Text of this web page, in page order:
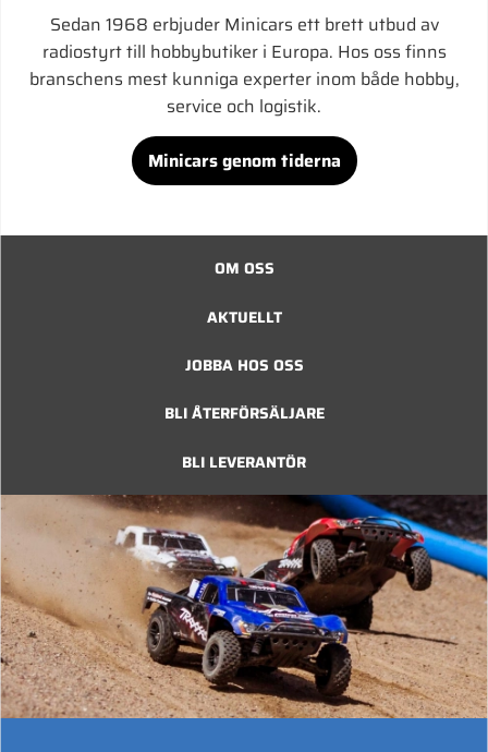
Sedan 1968 erbjuder Minicars ett brett utbud av
radiostyrt till hobbybutiker i Europa. Hos oss finns
branschens mest kunniga experter inom både hobby,
service och logistik.
Minicars genom tiderna
OM OSS
AKTUELLT
JOBBA HOS OSS
BLI ÅTERFÖRSÄLJARE
BLI LEVERANTÖR